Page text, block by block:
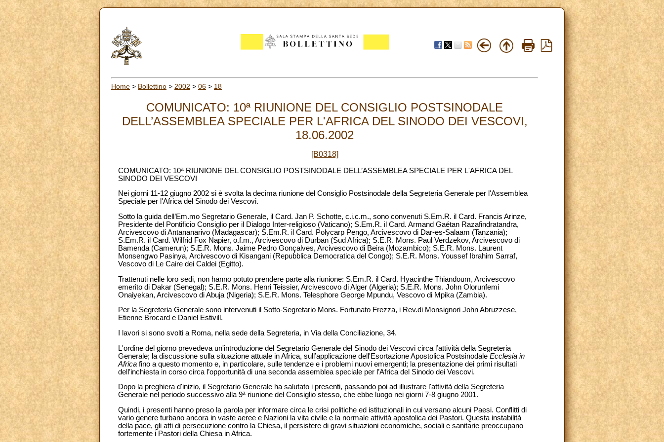
Home > Bollettino > 2002 > 06 > 18
COMUNICATO: 10ª RIUNIONE DEL CONSIGLIO POSTSINODALE
DELL’ASSEMBLEA SPECIALE PER L'AFRICA DEL SINODO DEI VESCOVI,
18.06.2002
[B0318]
COMUNICATO: 10ª RIUNIONE DEL CONSIGLIO POSTSINODALE DELL’ASSEMBLEA SPECIALE PER L'AFRICA DEL
SINODO DEI VESCOVI
Nei giorni 11-12 giugno 2002 si è svolta la decima riunione del Consiglio Postsinodale della Segreteria Generale per l'Assemblea
Speciale per l'Africa del Sinodo dei Vescovi.
Sotto la guida dell’Em.mo Segretario Generale, il Card. Jan P. Schotte, c.i.c.m., sono convenuti S.Em.R. il Card. Francis Arinze,
Presidente del Pontificio Consiglio per il Dialogo Inter-religioso (Vaticano); S.Em.R. il Card. Armand Gaétan Razafindratandra,
Arcivescovo di Antananarivo (Madagascar); S.Em.R. il Card. Polycarp Pengo, Arcivescovo di Dar-es-Salaam (Tanzania);
S.Em.R. il Card. Wilfrid Fox Napier, o.f.m., Arcivescovo di Durban (Sud Africa); S.E.R. Mons. Paul Verdzekov, Arcivescovo di
Bamenda (Camerun); S.E.R. Mons. Jaime Pedro Gonçalves, Arcivescovo di Beira (Mozambico); S.E.R. Mons. Laurent
Monsengwo Pasinya, Arcivescovo di Kisangani (Repubblica Democratica del Congo); S.E.R. Mons. Youssef Ibrahim Sarraf,
Vescovo di Le Caire dei Caldei (Egitto).
Trattenuti nelle loro sedi, non hanno potuto prendere parte alla riunione: S.Em.R. il Card. Hyacinthe Thiandoum, Arcivescovo
emerito di Dakar (Senegal); S.E.R. Mons. Henri Teissier, Arcivescovo di Alger (Algeria); S.E.R. Mons. John Olorunfemi
Onaiyekan, Arcivescovo di Abuja (Nigeria); S.E.R. Mons. Telesphore George Mpundu, Vescovo di Mpika (Zambia).
Per la Segreteria Generale sono intervenuti il Sotto-Segretario Mons. Fortunato Frezza, i Rev.di Monsignori John Abruzzese,
Etienne Brocard e Daniel Estivill.
I lavori si sono svolti a Roma, nella sede della Segreteria, in Via della Conciliazione, 34.
L'ordine del giorno prevedeva un'introduzione del Segretario Generale del Sinodo dei Vescovi circa l’attività della Segreteria
Generale; la discussione sulla situazione attuale in Africa, sull’applicazione dell'Esortazione Apostolica Postsinodale Ecclesia in
Africa fino a questo momento e, in particolare, sulle tendenze e i problemi nuovi emergenti; la presentazione dei primi risultati
dell’inchiesta in corso circa l’opportunità di una seconda assemblea speciale per l’Africa del Sinodo dei Vescovi.
Dopo la preghiera d'inizio, il Segretario Generale ha salutato i presenti, passando poi ad illustrare l'attività della Segreteria
Generale nel periodo successivo alla 9ª riunione del Consiglio stesso, che ebbe luogo nei giorni 7-8 giugno 2001.
Quindi, i presenti hanno preso la parola per informare circa le crisi politiche ed istituzionali in cui versano alcuni Paesi. Conflitti di
vario genere turbano ancora in vaste aeree e Nazioni la vita civile e la normale attività apostolica dei Pastori. Questa instabilità
della pace, gli atti di persecuzione contro la Chiesa, il persistere di gravi situazioni economiche, sociali e sanitarie preoccupano
fortemente i Pastori della Chiesa in Africa.